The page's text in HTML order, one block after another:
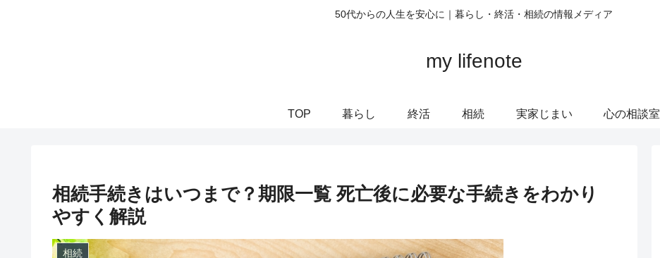
50代からの人生を安心に｜暮らし・終活・相続の情報メディア
my lifenote
TOP 暮らし 終活 相続 実家じまい 心の相談室
相続手続きはいつまで？期限一覧 死亡後に必要な手続きをわかり
やすく解説
相続